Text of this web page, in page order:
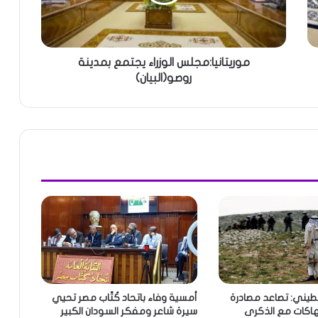
موريتانيا:مجلس الوزراء يجتمع بمدينة
روصو(البيان)
تصاعد مصادرة
مع الذكرى
أمسية وفاء باتحاد كُتّاب مصر تحيي
سيرة شاعر ومفكر السودان الكبير